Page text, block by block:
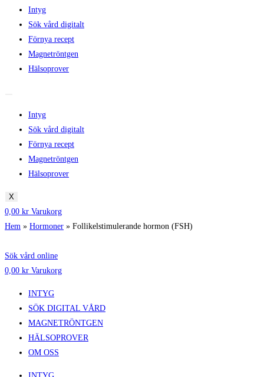
Intyg
Sök vård digitalt
Förnya recept
Magnetröntgen
Hälsoprover
Intyg
Sök vård digitalt
Förnya recept
Magnetröntgen
Hälsoprover
X
0,00 kr Varukorg
Hem » Hormoner » Follikelstimulerande hormon (FSH)
Sök vård online
0,00 kr Varukorg
INTYG
SÖK DIGITAL VÅRD
MAGNETRÖNTGEN
HÄLSOPROVER
OM OSS